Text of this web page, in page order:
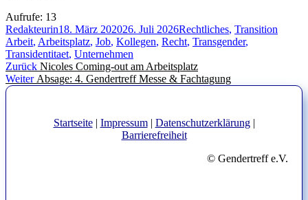
Aufrufe: 13
Autor
RedakteurinVeröffentlicht
am
18. März 202026. Juli 2026Kategorien
Rechtliches, Transition
Arbeit, Arbeitsplatz, Job, Kollegen, Recht, Transgender,
Transidentitaet, Unternehmen
Beitragsnavigation
Zurück Vorheriger
Beitrag:
Nicoles Coming-out am Arbeitsplatz
Weiter Nächster
Absage: 4. Gendertreff Messe & Fachtagung
Startseite| Impressum| Datenschutzerklärung|
Barrierefreiheit
© Gendertreff e.V.